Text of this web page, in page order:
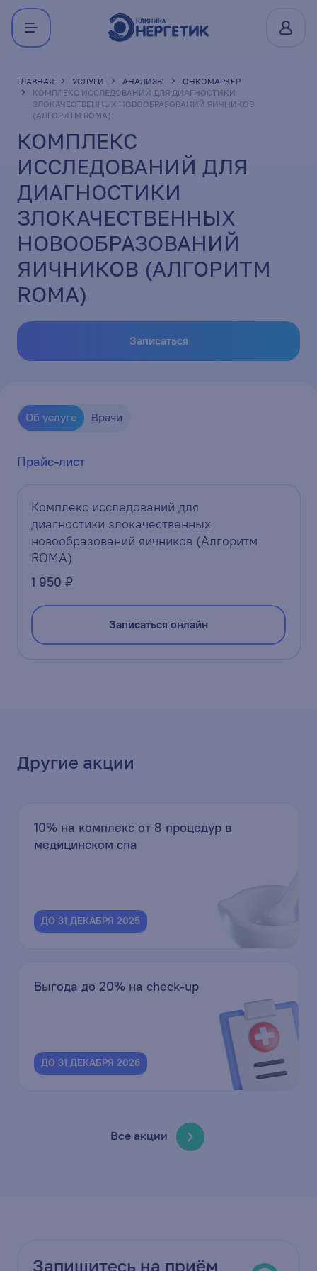
ГЛАВНАЯ УСЛУГИ АНАЛИЗЫ
ОНКОМАРКЕР
КОМПЛЕКС ИССЛЕДОВАНИЙ ДЛЯ ДИАГНОСТИКИ
ЗЛОКАЧЕСТВЕННЫХ НОВООБРАЗОВАНИЙ ЯИЧНИКОВ
(АЛГОРИТМ ROMA)
КОМПЛЕКС
ИССЛЕДОВАНИЙ ДЛЯ
ДИАГНОСТИКИ
ЗЛОКАЧЕСТВЕННЫХ
НОВООБРАЗОВАНИЙ
ЯИЧНИКОВ (АЛГОРИТМ
ROMA)
Записаться
Об услуге Врачи
Прайс-лист
Комплекс исследований для
диагностики злокачественных
новообразований яичников (Алгоритм
ROMA)
1 950 ₽
Записаться онлайн
Другие акции
10% на комплекс от 8 процедур в
медицинском спа
ДО 31 ДЕКАБРЯ 2025
Выгода до 20% на check-up
ДО 31 ДЕКАБРЯ 2026
Все акции
Запишитесь на приём